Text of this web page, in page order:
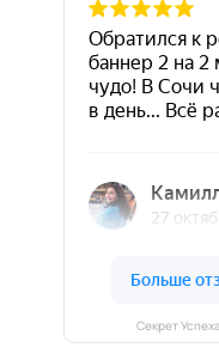
Секрет